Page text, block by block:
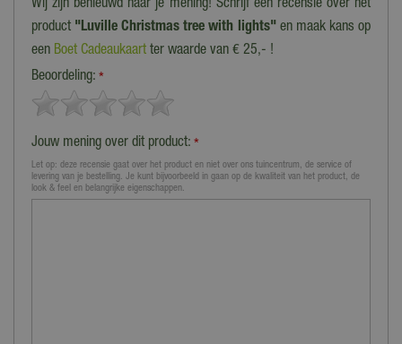
Wij zijn benieuwd naar je mening! Schrijf een recensie over het
product "Luville Christmas tree with lights"en maak kans op
een Boet Cadeaukaart ter waarde van € 25,- !
Beoordeling: *
Jouw mening over dit product: *
Let op: deze recensie gaat over het product en niet over ons tuincentrum, de service of
levering van je bestelling. Je kunt bijvoorbeeld in gaan op de kwaliteit van het product, de
look & feel en belangrijke eigenschappen.